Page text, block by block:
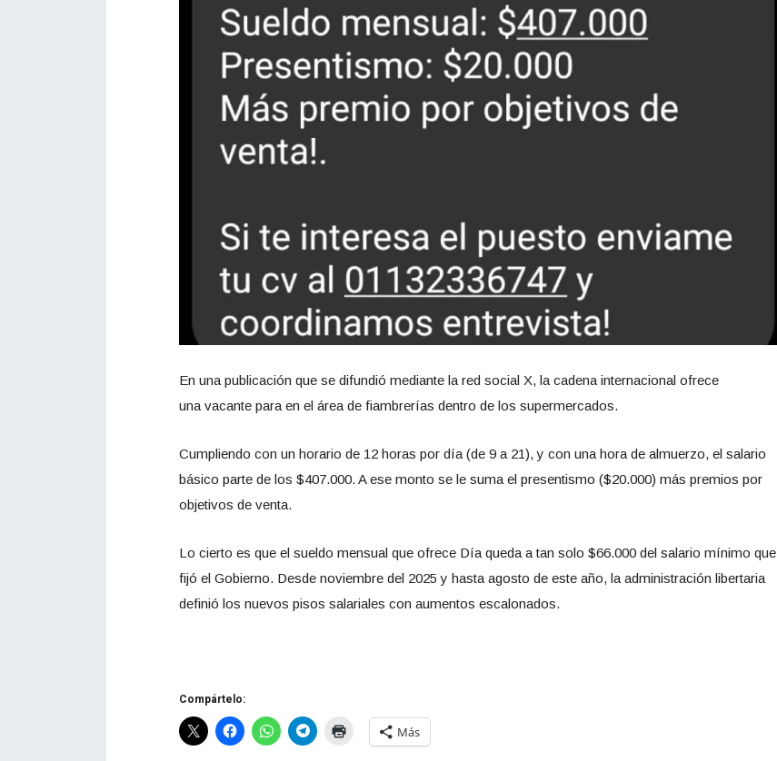
En una publicación que se difundió mediante la red social X, la cadena internacional ofrece
una vacante para en el área de fiambrerías dentro de los supermercados.
Cumpliendo con un horario de 12 horas por día (de 9 a 21), y con una hora de almuerzo, el salario
básico parte de los $407.000. A ese monto se le suma el presentismo ($20.000) más premios por
objetivos de venta.
Lo cierto es que el sueldo mensual que ofrece Día queda a tan solo $66.000 del salario mínimo que
fijó el Gobierno. Desde noviembre del 2025 y hasta agosto de este año, la administración libertaria
definió los nuevos pisos salariales con aumentos escalonados.
Compártelo:
Más